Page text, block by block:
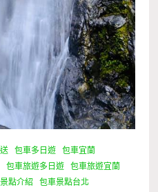
包車多日遊
包車宜蘭
包車旅遊多日遊
包車旅遊宜蘭
點介紹
包車景點台北